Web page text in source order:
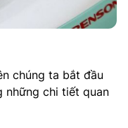
chúng ta bắt đầu
những chi tiết quan